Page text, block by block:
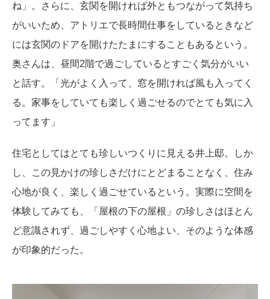
ね」。さらに、玄関を開ければ外ともつながって気持ち
がいいため、アトリエで長時間仕事をしているときなど
には玄関のドアを開けたたまにすることもあるという。
奥さんは、昼間2階で過ごしているとすごく気分がいい
と話す。「光がよく入って、窓を開ければ風も入ってく
る。家事をしていても楽しく過ごせるのでとても気に入
ってます」
住宅としてはとても珍しいつくりに見える井上邸。しか
し、この見かけの珍しさだけにとどまることなく、住み
心地が良く、楽しく過ごせているという。実際に空間を
体験してみても、「屋根の下の屋根」の珍しさはほとん
ど意識されず、過ごしやすく心地よい、そのような体感
が印象的だった。